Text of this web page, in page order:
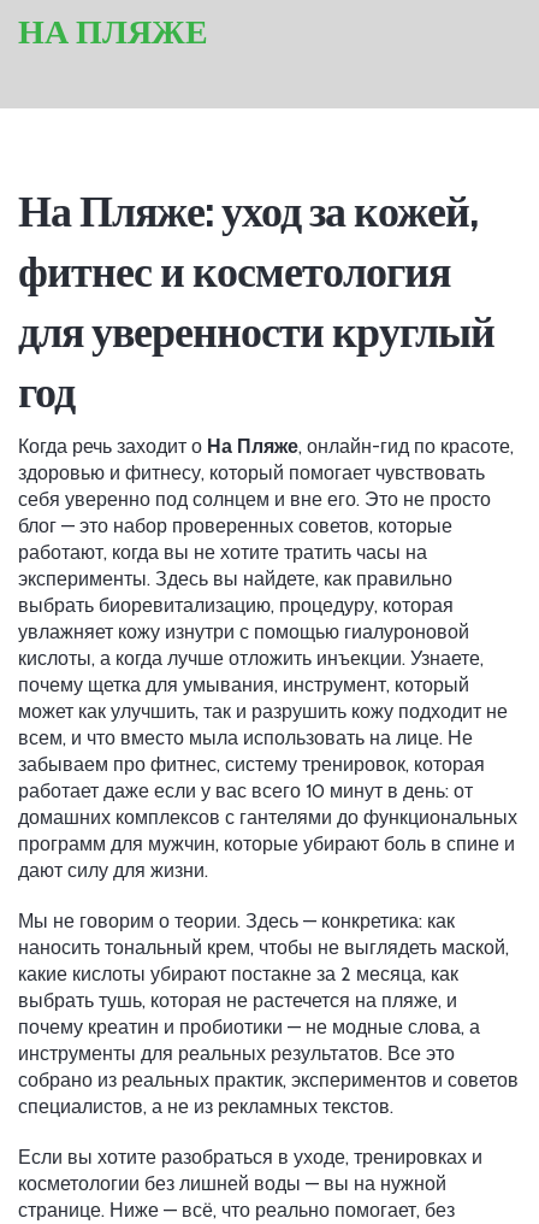
НА ПЛЯЖЕ
На Пляже: уход за кожей,
фитнес и косметология
для уверенности круглый
год
Когда речь заходит о На Пляже, онлайн-гид по красоте,
здоровью и фитнесу, который помогает чувствовать
себя уверенно под солнцем и вне его. Это не просто
блог — это набор проверенных советов, которые
работают, когда вы не хотите тратить часы на
эксперименты. Здесь вы найдете, как правильно
выбрать биоревитализацию, процедуру, которая
увлажняет кожу изнутри с помощью гиалуроновой
кислоты, а когда лучше отложить инъекции. Узнаете,
почему щетка для умывания, инструмент, который
может как улучшить, так и разрушить кожу подходит не
всем, и что вместо мыла использовать на лице. Не
забываем про фитнес, систему тренировок, которая
работает даже если у вас всего 10 минут в день: от
домашних комплексов с гантелями до функциональных
программ для мужчин, которые убирают боль в спине и
дают силу для жизни.
Мы не говорим о теории. Здесь — конкретика: как
наносить тональный крем, чтобы не выглядеть маской,
какие кислоты убирают постакне за 2 месяца, как
выбрать тушь, которая не растечется на пляже, и
почему креатин и пробиотики — не модные слова, а
инструменты для реальных результатов. Все это
собрано из реальных практик, экспериментов и советов
специалистов, а не из рекламных текстов.
Если вы хотите разобраться в уходе, тренировках и
косметологии без лишней воды — вы на нужной
странице. Ниже — всё, что реально помогает, без